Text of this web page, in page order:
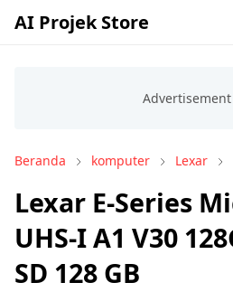
AI Projek Store
Beranda komputer Lexar
Lexar E-Series
UHS-I A1 V30
SD 128 GB